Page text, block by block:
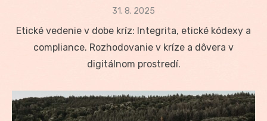
Posted
31. 8. 2025
Etické vedenie v dobe kríz: Integrita, etické kódexy a
compliance. Rozhodovanie v kríze a dôvera v
digitálnom prostredí.